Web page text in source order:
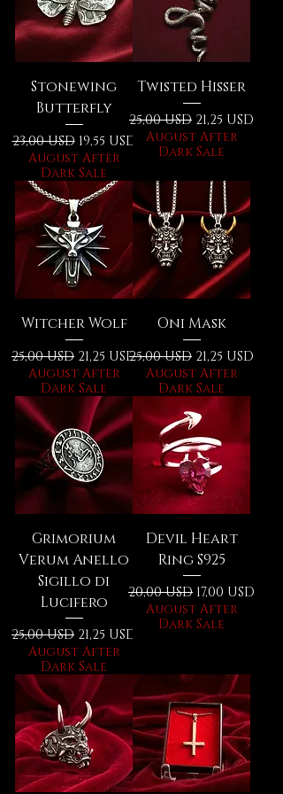
Stonewing
Butterfly
Prezzo regolare
23,00 USD Prezzo scontato
19,55 USD
August After
Dark Sale
Twisted Hisser
Prezzo regolare
25,00 USD Prezzo
21,25 USD
August After
Dark Sale
Witcher Wolf
Prezzo regolare
25,00 USD Prezzo scontato
21,25 USD
August After
Dark Sale
Oni Mask
Prezzo regolare
25,00 USD Prezzo
21,25 USD
August After
Dark Sale
Grimorium
Verum Anello
Sigillo di
Lucifero
Prezzo regolare
25,00 USD Prezzo scontato
21,25 USD
August After
Dark Sale
Devil Heart
Ring S925
Prezzo regolare
20,00 USD Prezzo
17,00 USD
August After
Dark Sale